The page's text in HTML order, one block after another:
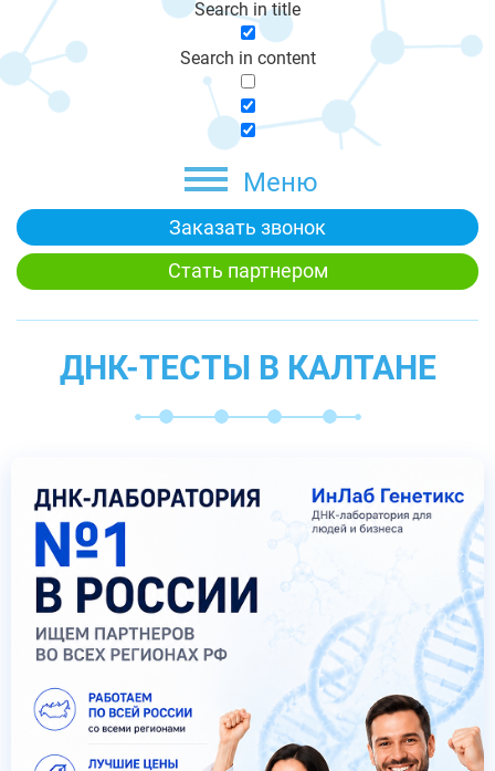
Search in title
Search in content
Меню
Заказать звонок
Стать партнером
ДНК-ТЕСТЫ В КАЛТАНЕ